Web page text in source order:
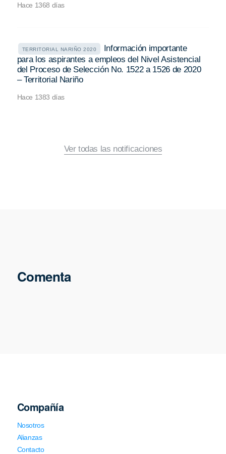
Hace 1368 días
TERRITORIAL NARIÑO 2020
Información importante
para los aspirantes a empleos del Nivel Asistencial
del Proceso de Selección No. 1522 a 1526 de 2020
– Territorial Nariño
Hace 1383 días
Ver todas las notificaciones
Comenta
Compañía
Nosotros
Alianzas
Contacto